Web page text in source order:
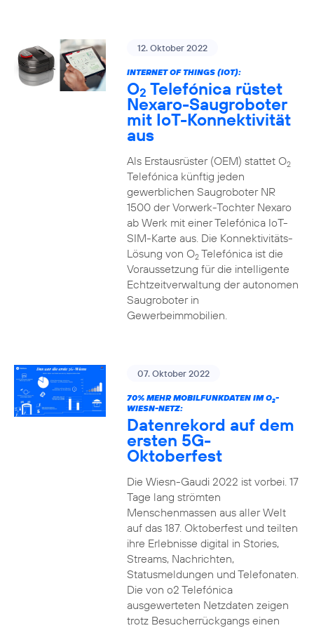
12. Oktober 2022
INTERNET OF THINGS (IOT):
O2 Telefónica rüstet
Nexaro-Saugroboter
mit IoT-Konnektivität
aus
Als Erstausrüster (OEM) stattet O2
Telefónica künftig jeden
gewerblichen Saugroboter NR
1500 der Vorwerk-Tochter Nexaro
ab Werk mit einer Telefónica IoT-
SIM-Karte aus. Die Konnektivitäts-
Lösung von O2Telefónica ist die
Voraussetzung für die intelligente
Echtzeitverwaltung der autonomen
Saugroboter in
Gewerbeimmobilien.
07. Oktober 2022
70% MEHR MOBILFUNKDATEN IM O2-
WIESN-NETZ:
Datenrekord auf dem
ersten 5G-
Oktoberfest
Die Wiesn-Gaudi 2022 ist vorbei. 17
Tage lang strömten
Menschenmassen aus aller Welt
auf das 187. Oktoberfest und teilten
ihre Erlebnisse digital in Stories,
Streams, Nachrichten,
Statusmeldungen und Telefonaten.
Die von o2 Telefónica
ausgewerteten Netzdaten zeigen
trotz Besucherrückgangs einen